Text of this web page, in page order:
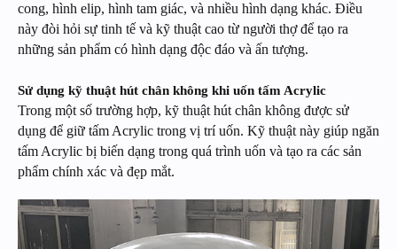
cong, hình elip, hình tam giác, và nhiều hình dạng khác. Điều
này đòi hỏi sự tinh tế và kỹ thuật cao từ người thợ để tạo ra
những sản phẩm có hình dạng độc đáo và ấn tượng.
Sử dụng kỹ thuật hút chân không khi uốn tấm Acrylic
Trong một số trường hợp, kỹ thuật hút chân không được sử
dụng để giữ tấm Acrylic trong vị trí uốn. Kỹ thuật này giúp ngăn
tấm Acrylic bị biến dạng trong quá trình uốn và tạo ra các sản
phẩm chính xác và đẹp mắt.